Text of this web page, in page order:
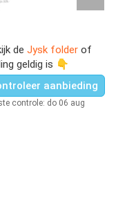
de Jysk folder of
geldig is 👇
aanbieding
controle: do 06 aug